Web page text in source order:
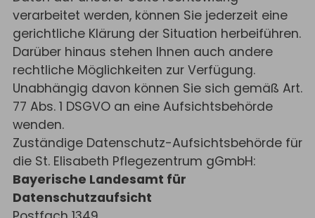
verarbeitet werden, können Sie jederzeit eine
gerichtliche Klärung der Situation herbeiführen.
Darüber hinaus stehen Ihnen auch andere
rechtliche Möglichkeiten zur Verfügung.
Unabhängig davon können Sie sich gemäß Art.
77 Abs. 1 DSGVO an eine Aufsichtsbehörde
wenden.
Zuständige Datenschutz-Aufsichtsbehörde für
die St. Elisabeth Pflegezentrum gGmbH:
Bayerische Landesamt für
Datenschutzaufsicht